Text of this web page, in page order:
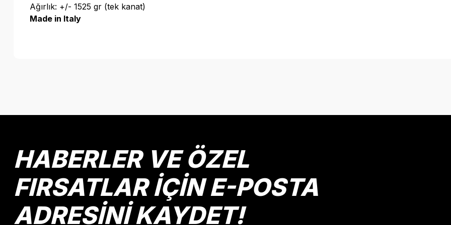
Ağırlık: +/- 1525 gr (tek kanat)
Made in Italy
Ürün resmi kalitesiz, bozuk veya görüntülenemiyor.
Ürün fiyatı diğer sitelerden daha pahalı.
HABERLER VE ÖZEL
FIRSATLAR İÇİN E-POSTA
ADRESİNİ KAYDET!